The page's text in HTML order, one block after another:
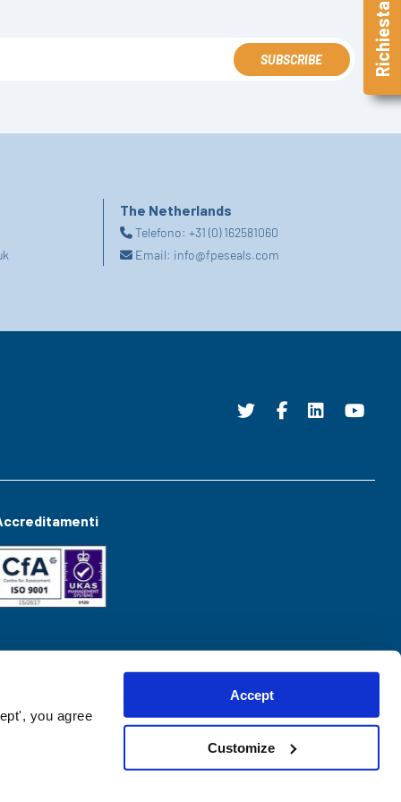
you agree
Accept
Customize
SUBSCRIBE
The Netherlands
Telefono:+31 (0) 162581060
Email: info@fpeseals.com